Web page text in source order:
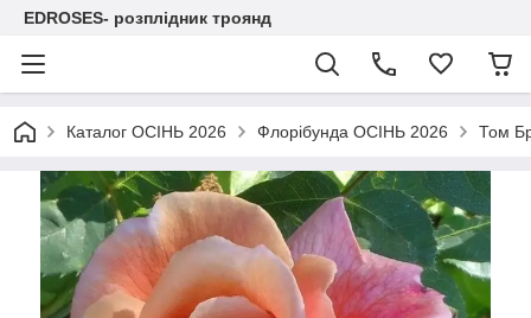
EDROSES- розплідник троянд
Каталог ОСІНЬ 2026 Флорібунда ОСІНЬ 2026 Том